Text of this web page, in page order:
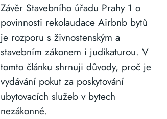
Závěr Stavebního úřadu Prahy 1 o
povinnosti rekolaudace Airbnb bytů
je rozporu s živnostenským a
stavebním zákonem i judikaturou. V
tomto článku shrnuji důvody, proč je
vydávání pokut za poskytování
ubytovacích služeb v bytech
nezákonné.